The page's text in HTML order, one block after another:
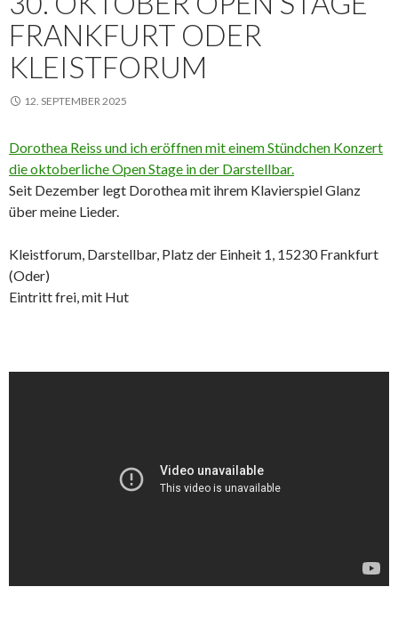
FRANKFURT ODER
KLEISTFORUM
12. SEPTEMBER 2025
Dorothea Reiss und ich eröffnen mit einem Stündchen Konzert
die oktoberliche Open Stage in der Darstellbar.
Seit Dezember legt Dorothea mit ihrem Klavierspiel Glanz
über meine Lieder.
Kleistforum, Darstellbar, Platz der Einheit 1, 15230 Frankfurt
(Oder)
Eintritt frei, mit Hut